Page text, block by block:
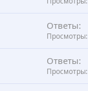
Ответы
Просмотры
Ответы
Просмотры